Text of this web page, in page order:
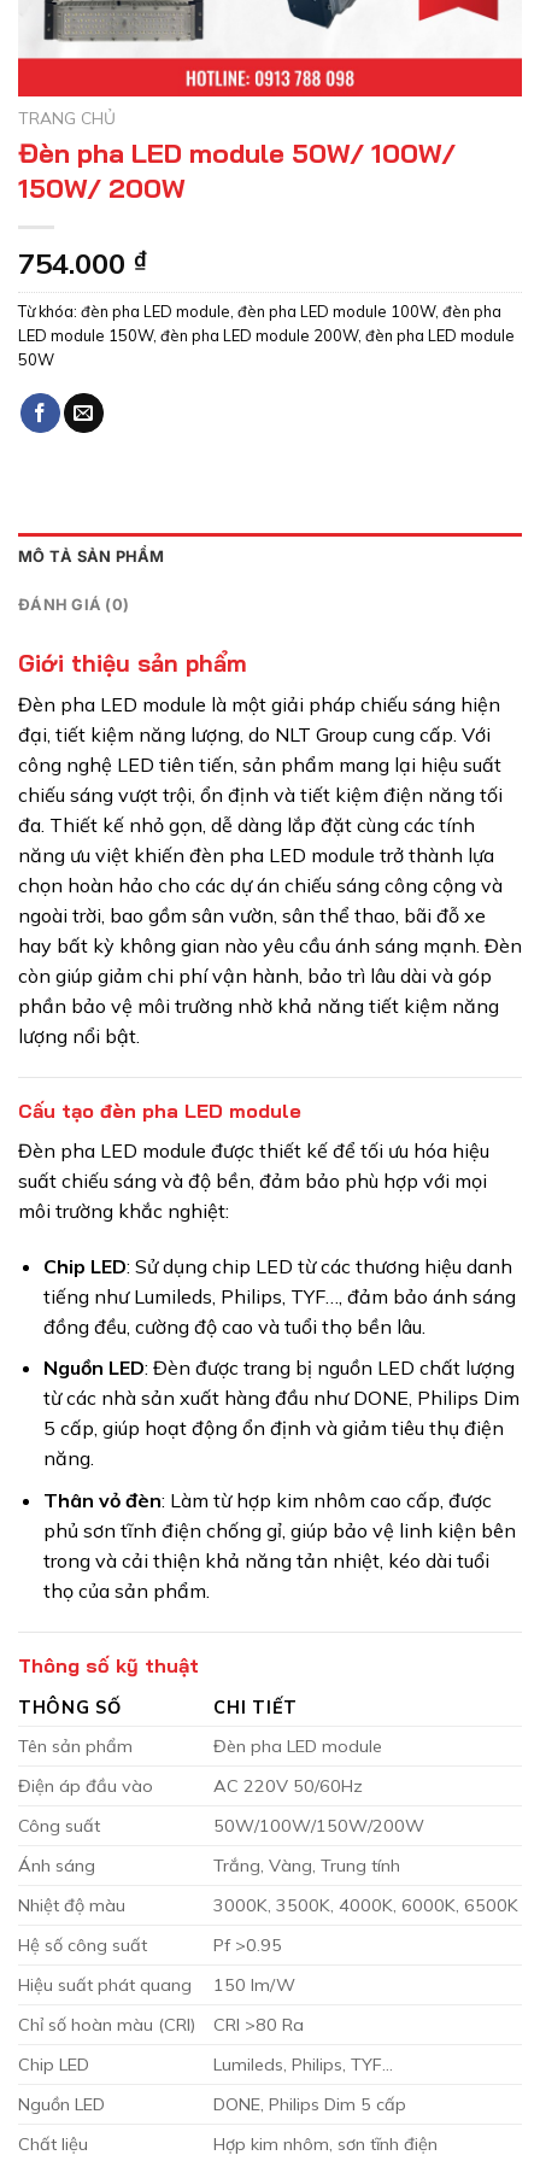
TRANG CHỦ
Đèn pha LED module 50W/ 100W/
150W/ 200W
754.000 ₫
Từ khóa: đèn pha LED module, đèn pha LED module 100W, đèn pha
LED module 150W, đèn pha LED module 200W, đèn pha LED module
50W
MÔ TẢ SẢN PHẨM
ĐÁNH GIÁ (0)
Giới thiệu sản phẩm
Đèn pha LED module là một giải pháp chiếu sáng hiện
đại, tiết kiệm năng lượng, do NLT Group cung cấp. Với
công nghệ LED tiên tiến, sản phẩm mang lại hiệu suất
chiếu sáng vượt trội, ổn định và tiết kiệm điện năng tối
đa. Thiết kế nhỏ gọn, dễ dàng lắp đặt cùng các tính
năng ưu việt khiến đèn pha LED module trở thành lựa
chọn hoàn hảo cho các dự án chiếu sáng công cộng và
ngoài trời, bao gồm sân vườn, sân thể thao, bãi đỗ xe
hay bất kỳ không gian nào yêu cầu ánh sáng mạnh. Đèn
còn giúp giảm chi phí vận hành, bảo trì lâu dài và góp
phần bảo vệ môi trường nhờ khả năng tiết kiệm năng
lượng nổi bật.
Cấu tạo đèn pha LED module
Đèn pha LED module được thiết kế để tối ưu hóa hiệu
suất chiếu sáng và độ bền, đảm bảo phù hợp với mọi
môi trường khắc nghiệt:
Chip LED: Sử dụng chip LED từ các thương hiệu danh
tiếng như Lumileds, Philips, TYF…, đảm bảo ánh sáng
đồng đều, cường độ cao và tuổi thọ bền lâu.
Nguồn LED: Đèn được trang bị nguồn LED chất lượng
từ các nhà sản xuất hàng đầu như DONE, Philips Dim
5 cấp, giúp hoạt động ổn định và giảm tiêu thụ điện
năng.
Thân vỏ đèn: Làm từ hợp kim nhôm cao cấp, được
phủ sơn tĩnh điện chống gỉ, giúp bảo vệ linh kiện bên
trong và cải thiện khả năng tản nhiệt, kéo dài tuổi
thọ của sản phẩm.
Thông số kỹ thuật
THÔNG SỐ
CHI TIẾT
Tên sản phẩm
Đèn pha LED module
Điện áp đầu vào
AC 220V 50/60Hz
Công suất
50W/100W/150W/200W
Ánh sáng
Trắng, Vàng, Trung tính
Nhiệt độ màu
3000K, 3500K, 4000K, 6000K, 6500K
Hệ số công suất
Pf >0.95
Hiệu suất phát quang
150 lm/W
Chỉ số hoàn màu (CRI)
CRI >80 Ra
Chip LED
Lumileds, Philips, TYF…
Nguồn LED
DONE, Philips Dim 5 cấp
Chất liệu
Hợp kim nhôm, sơn tĩnh điện